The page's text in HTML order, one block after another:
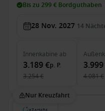
Bis zu 299 € Bordguthaben
28 Nov. 2027 14
Innenkabine ab
3.189 €p. P.
3.254 €
4.081 €
Nur Kreuzfahrt